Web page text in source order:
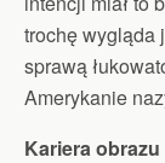
trochę wygląda
sprawą
Amerykanie
Kariera obrazu